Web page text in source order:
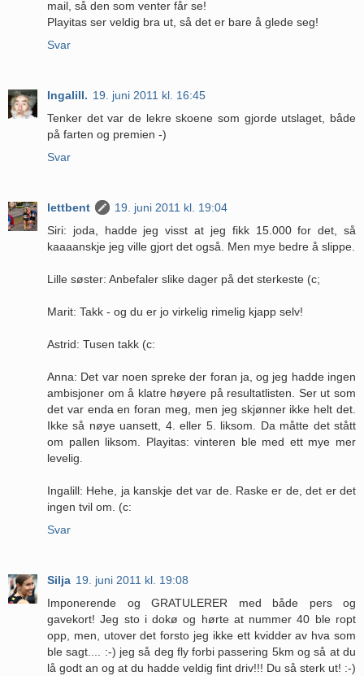
mail, så den som venter får se!
Playitas ser veldig bra ut, så det er bare å glede seg!
Svar
Ingalill. 19. juni 2011 kl. 16:45
Tenker det var de lekre skoene som gjorde utslaget, både
på farten og premien -)
Svar
lettbent
19. juni 2011 kl. 19:04
Siri: joda, hadde jeg visst at jeg fikk 15.000 for det, så
kaaaanskje jeg ville gjort det også. Men mye bedre å slippe.
Lille søster: Anbefaler slike dager på det sterkeste (c;
Marit: Takk - og du er jo virkelig rimelig kjapp selv!
Astrid: Tusen takk (c:
Anna: Det var noen spreke der foran ja, og jeg hadde ingen
ambisjoner om å klatre høyere på resultatlisten. Ser ut som
det var enda en foran meg, men jeg skjønner ikke helt det.
Ikke så nøye uansett, 4. eller 5. liksom. Da måtte det stått
om pallen liksom. Playitas: vinteren ble med ett mye mer
levelig.
Ingalill: Hehe, ja kanskje det var de. Raske er de, det er det
ingen tvil om. (c:
Svar
Silja 19. juni 2011 kl. 19:08
Imponerende og GRATULERER med både pers og
gavekort! Jeg sto i dokø og hørte at nummer 40 ble ropt
opp, men, utover det forsto jeg ikke ett kvidder av hva som
ble sagt.... :-) jeg så deg fly forbi passering 5km og så at du
lå godt an og at du hadde veldig fint driv!!! Du så sterk ut! :-)